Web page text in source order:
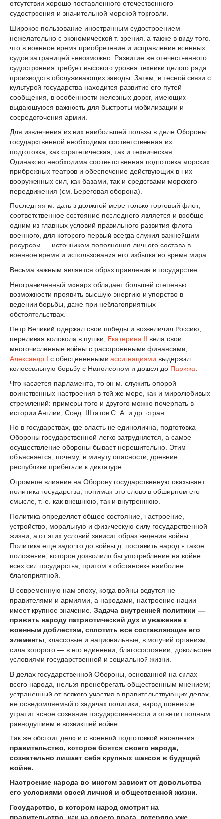
отсутствии хорошо поставленного отечественного
судостроения и значительной морской торговли.
Широкое пользование иностранным судостроением
нежелательно с экономической т. зрения, а также в виду того,
что в военное время приобретение и исправление военных
судов за границей невозможно. Развитие же отечественного
судостроения требует высокого уровня техники целого ряда
производств обслуживающих заводы. Затем, в тесной связи с
культурой государства находится развитие его путей
сообщения, в особенности железных дорог, имеющих
выдающуюся важность для быстроты мобилизации и
сосредоточения армии.
Для извлечения из них наибольшей пользы в деле Обороны
государственной необходима соответственная их
подготовка, как стратегическая, так и техническая.
Одинаково необходима соответственная подготовка морских
прибрежных театров и обеспечение действующих в них
вооруженных сил, как базами, так и средствами морского
передвижения (см. Береговая оборона).
Последняя м. дать в должной мере только торговый флот;
соответственное состояние последнего является и вообще
одним из главных условий правильного развития флота
военного, для которого первый всегда служил важнейшим
ресурсом — источником пополнения личного состава в
военное время и использования его избытка во время мира.
Весьма важным является образ правления в государстве.
Неограниченный монарх обладает большей степенью
возможности проявить высшую энергию и упорство в
ведении борьбы, даже при неблагоприятных
обстоятельствах.
Петр Великий одержал свои победы и возвеличил Россию,
переливая колокола в пушки; Екатерина II вела свои
многочисленные войны с расстроенными финансами;
Александр I с обесцененными ассигнациями выдержал
колоссальную борьбу с Наполеоном и дошел до Парижа
Что касается парламента, то он м. служить опорой
воинственных настроения в той же мере, как и миролюбивых
стремлений: примеры того и другого можно почерпать в
истории Англии, Соед. Штатов С. А. и др. стран.
Но в государствах, где власть не единолична, подготовка
Обороны государственной легко затрудняется, а самое
осуществление обороны бывает нерешительно. Этим
объясняется, почему, в минуту опасности, древние
республики прибегали к диктатуре.
Огромное влияние на Оборону государственную оказывает
политика государства, понимая это слово в обширном его
смысле, т.-е. как внешнюю, так и внутреннюю.
Политика определяет общее состояние, настроение,
устройство, моральную и физическую силу государственной
жизни, а от этих условий зависит образ ведения войны.
Политика еще задолго до войны д. поставить народ в такое
положение, которое дозволило бы употребление на войне
всех сил государства, притом в обстановке наиболее
благоприятной.
В современную нам эпоху, когда войны ведутся не
правителями и армиями, а народами, настроение нации
имеет крупное значение. Задача внутренней политики —
привить народу патриотический дух и уважение к
военным доблестям, сплотить все составляющие его
элементы , классовые и национальные, в могучий организм,
сила которого — в его единении, благосостоянии, довольстве
условиями государственной и социальной жизни.
В делах государственной Обороны, основанной на силах
всего народа, нельзя пренебрегать общественным мнением;
устраненный от всякого участия в правительствующих делах,
не осведомляемый о задачах политики, народ поневоле
утратит ясное сознание государственности и ответит полным
равнодушием в возникшей войне.
Так же обстоит дело и с военной подготовкой населения:
правительство, которое боится своего народа,
сознательно лишает себя крупных шансов в будущей
войне.
Настроение народа во многом зависит от довольства
его условиями своей личной и общественной жизни.
Государство, в котором народ смотрит на
правительство, как на своего врага, потеряло уже